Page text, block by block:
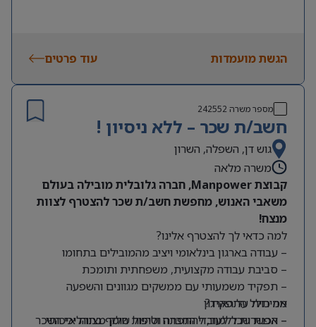
הגשת מועמדות עוד פרטים
מספר משרה 242552
חשב/ת שכר – ללא ניסיון !
גוש דן, השפלה, השרון
משרה מלאה
קבוצת Manpower, חברה גלובלית מובילה בעולם
משאבי האנוש, מחפשת חשב/ת שכר להצטרף לצוות
מנצח!
למה כדאי לך להצטרף אלינו?
– עבודה בארגון בינלאומי ויציב מהמובילים בתחומו
– סביבת עבודה מקצועית, משפחתית ותומכת
– תפקיד משמעותי עם ממשקים מגוונים והשפעה
אמיתית על הארגון
– אפשרות ללמוד, להתפתח ולהיות חלק מצוות איכותי
מה כולל התפקיד?
– הכנת שכר לעובדי החברה וטיפול שוטף בתהליכי השכר